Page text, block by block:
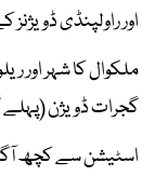
اور راولپنڈی
ملکوال کا شہر اور
گجرات ڈویژن (پہلے
اسٹیشن سے کچھ